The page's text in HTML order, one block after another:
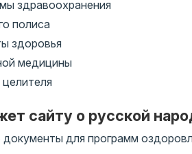
здравоохранения
полиса
здоровья
медицины
сайту о русской
для программ